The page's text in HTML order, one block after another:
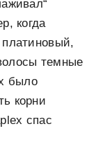
когда
темные
было
корни
спас